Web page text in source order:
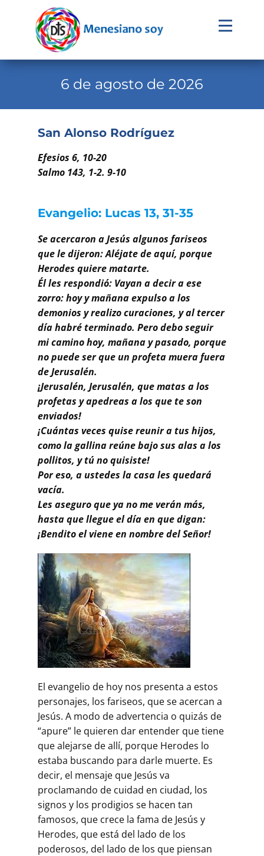
Evangelio
Familia Menesiana
Recursos
Contacto
Buscar
6 de agosto de 2026
San Alonso Rodríguez
Efesios 6, 10-20
Salmo 143, 1-2. 9-10
Evangelio: Lucas 13, 31-35
Se acercaron a Jesús algunos fariseos
que le dijeron: Aléjate de aquí, porque
Herodes quiere matarte.
Él les respondió: Vayan a decir a ese
zorro: hoy y mañana expulso a los
demonios y realizo curaciones, y al tercer
día habré terminado. Pero debo seguir
mi camino hoy, mañana y pasado, porque
no puede ser que un profeta muera fuera
de Jerusalén.
¡Jerusalén, Jerusalén, que matas a los
profetas y apedreas a los que te son
enviados!
¡Cuántas veces quise reunir a tus hijos,
como la gallina reúne bajo sus alas a los
pollitos, y tú no quisiste!
Por eso, a ustedes la casa les quedará
vacía.
Les aseguro que ya no me verán más,
hasta que llegue el día en que digan:
¡Bendito el viene en nombre del Señor!
El evangelio de hoy nos presenta a estos
personajes, los fariseos, que se acercan a
Jesús. A modo de advertencia o quizás de
“apure” le quieren dar entender que tiene
que alejarse de allí, porque Herodes lo
estaba buscando para darle muerte. Es
decir, el mensaje que Jesús va
proclamando de cuidad en ciudad, los
signos y los prodigios se hacen tan
famosos, que crece la fama de Jesús y
Herodes, que está del lado de los
poderosos, del lado de los que piensan